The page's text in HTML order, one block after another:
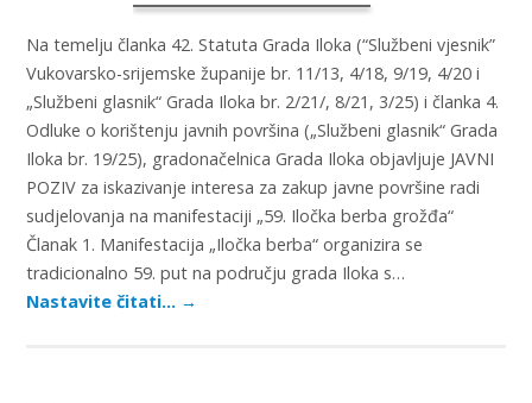
Na temelju članka 42. Statuta Grada Iloka (“Službeni vjesnik”
Vukovarsko-srijemske županije br. 11/13, 4/18, 9/19, 4/20 i
„Službeni glasnik“ Grada Iloka br. 2/21/, 8/21, 3/25) i članka 4.
Odluke o korištenju javnih površina („Službeni glasnik“ Grada
Iloka br. 19/25), gradonačelnica Grada Iloka objavljuje JAVNI
POZIV za iskazivanje interesa za zakup javne površine radi
sudjelovanja na manifestaciji „59. Iločka berba grožđa“
Članak 1. Manifestacija „Iločka berba“ organizira se
tradicionalno 59. put na području grada Iloka s…
Nastavite čitati… →